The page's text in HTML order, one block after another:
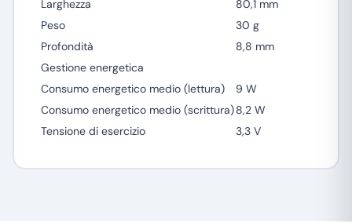
Larghezza
80,1 mm
Peso
30 g
Profondità
8,8 mm
Gestione energetica
Consumo energetico medio (lettura)
9 W
Consumo energetico medio (scrittura)8,2 W
Tensione di esercizio
3,3 V